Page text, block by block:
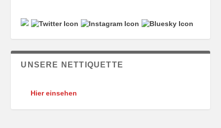
UNSERE NETTIQUETTE
Hier einsehen